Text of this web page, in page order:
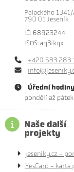
Palackého
790 01 Jeseník
IČ: 68923244
ISDS: aq3ikqx
+420 583 283
Úřední
pondělí až
Naše další
projekty
jeseniky.cz -
YesCard - karta